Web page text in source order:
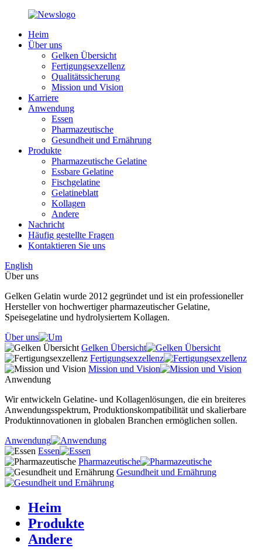
Heim
Über uns
Gelken Übersicht
Fertigungsexzellenz
Qualitätssicherung
Mission und Vision
Karriere
Anwendung
Essen
Pharmazeutische
Gesundheit und Ernährung
Produkte
Pharmazeutische Gelatine
Essbare Gelatine
Fischgelatine
Gelatineblatt
Kollagen
Andere
Nachricht
Häufig gestellte Fragen
Kontaktieren Sie uns
English
Über uns
Gelken Gelatin wurde 2012 gegründet und ist ein professioneller
Hersteller von hochwertiger pharmazeutischer Gelatine,
Speisegelatine und hydrolysiertem Kollagen.
Über uns
Gelken Übersicht
Fertigungsexzellenz
Mission und Vision
Anwendung
Wir entwickeln Gelatine- und Kollagenlösungen, die ein breiteres
Anwendungsspektrum, Produktionskompatibilität und skalierbare
Produktinnovationen in globalen Branchen ermöglichen sollen.
Anwendung
Essen
Pharmazeutische
Gesundheit und Ernährung
Heim
Produkte
Andere